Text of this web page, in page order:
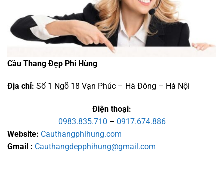
Cầu Thang Đẹp Phi Hùng
Địa chỉ: Số 1 Ngõ 18 Vạn Phúc – Hà Đông – Hà Nội
Điện thoại:
0983.835.710 – 0917.674.886
Website: Cauthangphihung.com
Gmail : Cauthangdepphihung@gmail.com